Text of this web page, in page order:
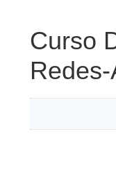
Curso
Redes-